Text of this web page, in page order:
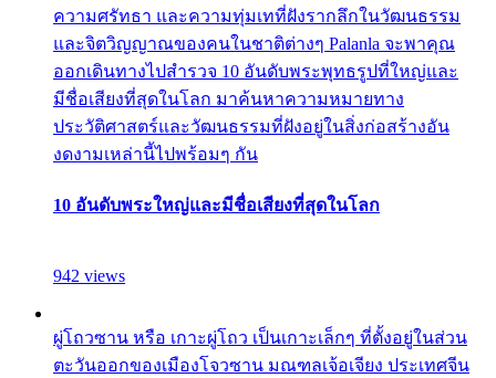
ความศรัทธา และความทุ่มเทที่ฝังรากลึกในวัฒนธรรม
และจิตวิญญาณของคนในชาติต่างๆ Palanla จะพาคุณ
ออกเดินทางไปสำรวจ 10 อันดับพระพุทธรูปที่ใหญ่และ
มีชื่อเสียงที่สุดในโลก มาค้นหาความหมายทาง
ประวัติศาสตร์และวัฒนธรรมที่ฝังอยู่ในสิ่งก่อสร้างอัน
งดงามเหล่านี้ไปพร้อมๆ กัน
10 อันดับพระใหญ่และมีชื่อเสียงที่สุดในโลก
942 views
ผู่โถวซาน หรือ เกาะผู่โถว เป็นเกาะเล็กๆ ที่ตั้งอยู่ในส่วน
ตะวันออกของเมืองโจวซาน มณฑลเจ้อเจียง ประเทศจีน